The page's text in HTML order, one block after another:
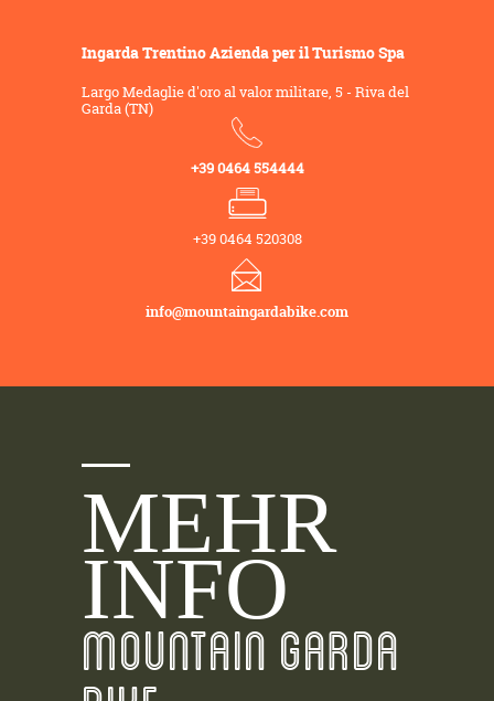
Ingarda Trentino Azienda per il Turismo Spa
Largo Medaglie d'oro al valor militare, 5 - Riva del
Garda (TN)
+39 0464 554444
+39 0464 520308
info@mountaingardabike.com
MEHR
INFO
MOUNTAIN GARDA